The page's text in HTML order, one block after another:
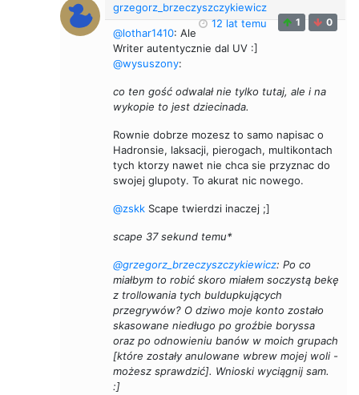
grzegorz_brzeczyszczykiewicz
12 lat temu
1 0
@lothar1410: Ale
Writer autentycznie dal UV :]
@wysuszony:
co ten gość odwalał nie tylko tutaj, ale i na
wykopie to jest dziecinada.
Rownie dobrze mozesz to samo napisac o
Hadronsie, laksacji, pierogach, multikontach
tych ktorzy nawet nie chca sie przyznac do
swojej glupoty. To akurat nic nowego.
@zskk Scape twierdzi inaczej ;]
scape 37 sekund temu*
@grzegorz_brzeczyszczykiewicz: Po co
miałbym to robić skoro miałem soczystą bekę
z trollowania tych buldupkujących
przegrywów? O dziwo moje konto zostało
skasowane niedługo po groźbie boryssa
oraz po odnowieniu banów w moich grupach
[które zostały anulowane wbrew mojej woli -
możesz sprawdzić]. Wnioski wyciągnij sam.
:]